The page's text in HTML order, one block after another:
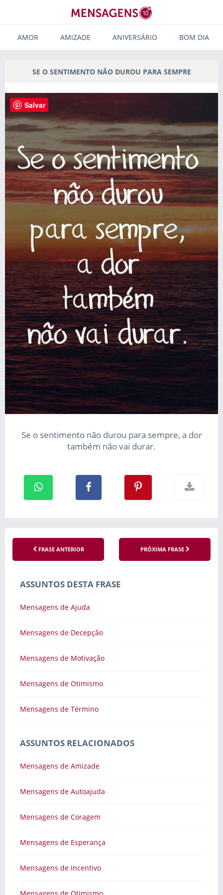
AMOR AMIZADE ANIVERSÁRIO BOM DIA
SE O SENTIMENTO NÃO DUROU PARA SEMPRE
Se o sentimento não durou para sempre, a dor
também não vai durar.
FRASE ANTERIOR PRÓXIMA FRASE
ASSUNTOS DESTA FRASE
Mensagens de Ajuda
Mensagens de Decepção
Mensagens de Motivação
Mensagens de Otimismo
Mensagens de Término
ASSUNTOS RELACIONADOS
Mensagens de Amizade
Mensagens de Autoajuda
Mensagens de Coragem
Mensagens de Esperança
Mensagens de Incentivo
Salvar